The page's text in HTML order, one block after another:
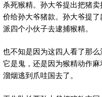
杀死猴精。孙大爷提出把猪
价给孙大爷猪款。孙大爷提
派四个小伙子去逮捕猴精。
也不知是因为这四人看了那
它是鬼，还是因为猴精动作
溜烟逃到爪哇国去了。